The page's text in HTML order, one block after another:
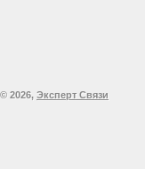
© 2026, Эксперт Связи